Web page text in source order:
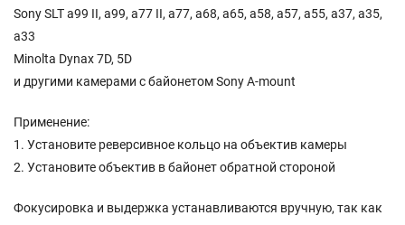
Sony SLT a99 II, a99, a77 II, a77, a68, a65, a58, a57, a55, a37, a35,
a33
Minolta Dynax 7D, 5D
и другими камерами с байонетом Sony A-mount
Применение:
1. Установите реверсивное кольцо на объектив камеры
2. Установите объектив в байонет обратной стороной
Фокусировка и выдержка устанавливаются вручную, так как